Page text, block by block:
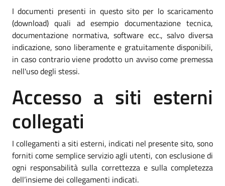
I documenti presenti in questo sito per lo scaricamento
(download) quali ad esempio documentazione tecnica,
documentazione normativa, software ecc., salvo diversa
indicazione, sono liberamente e gratuitamente disponibili,
in caso contrario viene prodotto un avviso come premessa
nell'uso degli stessi.
Accesso a siti esterni
collegati
I collegamenti a siti esterni, indicati nel presente sito, sono
forniti come semplice servizio agli utenti, con esclusione di
ogni responsabilità sulla correttezza e sulla completezza
dell’insieme dei collegamenti indicati.